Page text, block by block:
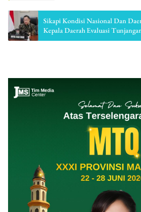
Sikapi Kondisi Nasional Dan
Kepala Daerah Evaluasi